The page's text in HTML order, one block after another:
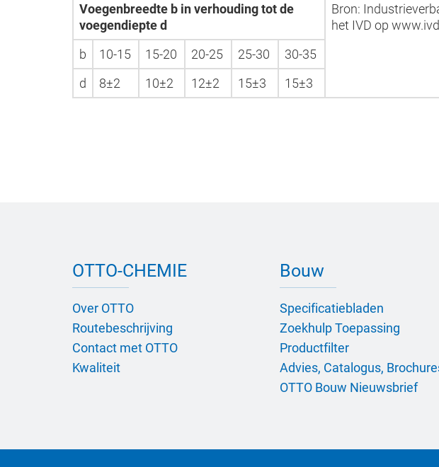
Voegenbreedte b in verhouding tot de
voegendiepte d
Bron:
het IVD op
b
10-15 15-20 20-25 25-30
30-35
d
8±2 10±2 12±2 15±3 15±3
OTTO-CHEMIE
Over OTTO
Routebeschrijving
Contact met OTTO
Kwaliteit
Bouw
Specificatiebladen
Zoekhulp Toepassing
Productfilter
Advies, Catalogus,
OTTO Bouw Nieuwsbrief